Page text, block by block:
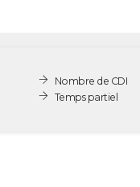
Nombre de CDI
Temps partiel